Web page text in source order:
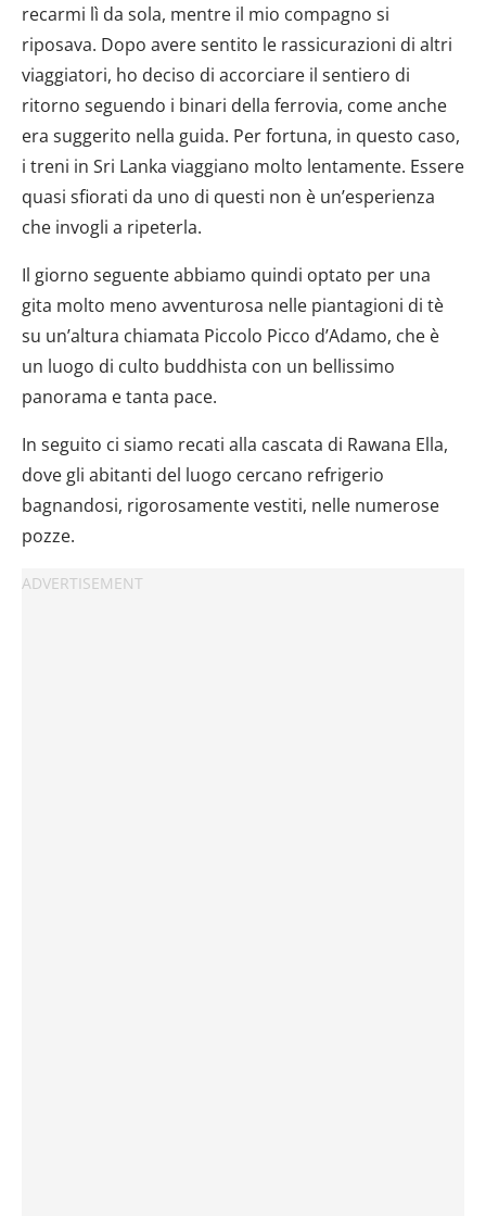
recarmi lì da sola, mentre il mio compagno si
riposava. Dopo avere sentito le rassicurazioni di altri
viaggiatori, ho deciso di accorciare il sentiero di
ritorno seguendo i binari della ferrovia, come anche
era suggerito nella guida. Per fortuna, in questo caso,
i treni in Sri Lanka viaggiano molto lentamente. Essere
quasi sfiorati da uno di questi non è un’esperienza
che invogli a ripeterla.
Il giorno seguente abbiamo quindi optato per una
gita molto meno avventurosa nelle piantagioni di tè
su un’altura chiamata Piccolo Picco d’Adamo, che è
un luogo di culto buddhista con un bellissimo
panorama e tanta pace.
In seguito ci siamo recati alla cascata di Rawana Ella,
dove gli abitanti del luogo cercano refrigerio
bagnandosi, rigorosamente vestiti, nelle numerose
pozze.